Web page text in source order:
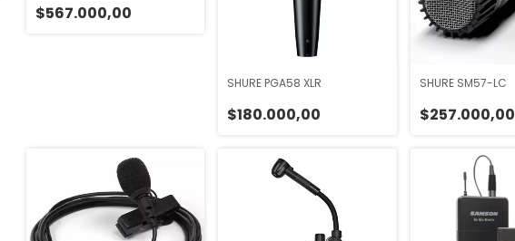
$567.000,00
SHURE PGA58 XLR
$180.000,00
SHURE SM57-LC
$257.000,00